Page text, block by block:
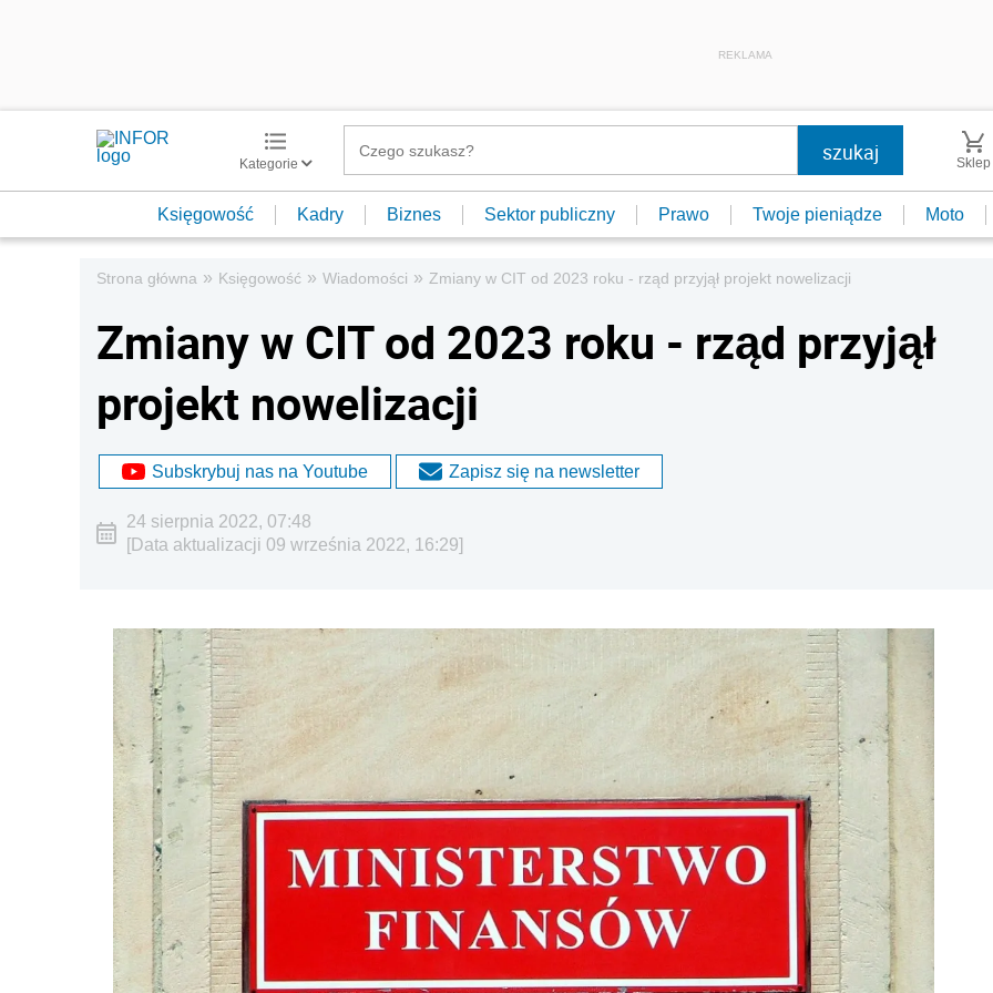
REKLAMA
Kategorie Sklep
Księgowość Kadry Biznes Sektor publiczny Prawo Twoje pieniądze Moto
Strona główna » Księgowość » Wiadomości » Zmiany w CIT od 2023 roku - rząd przyjął projekt nowelizacji
Zmiany w CIT od 2023 roku - rząd przyjął
projekt nowelizacji
Subskrybuj nas na Youtube Zapisz się na newsletter
24 sierpnia 2022, 07:48
[Data aktualizacji 09 września 2022, 16:29]